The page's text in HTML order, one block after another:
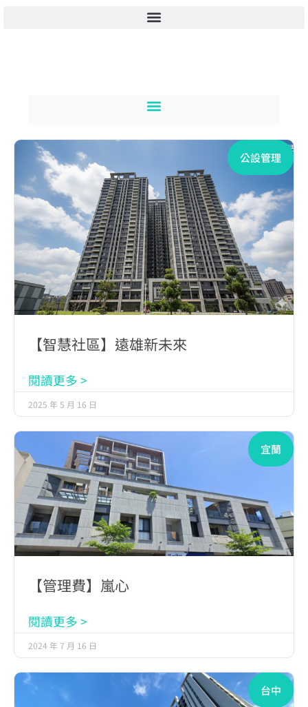
公設管理
【智慧社區】遠雄新未來
閱讀更多 >
2025 年 5 月 16 日
宜蘭
【管理費】嵐心
閱讀更多 >
2024 年 7 月 16 日
台中